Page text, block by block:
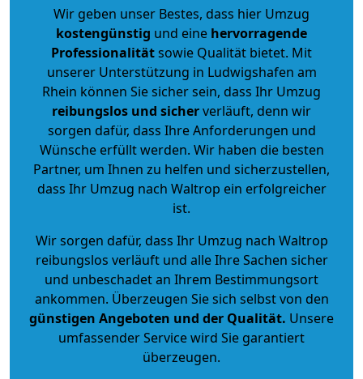
Wir geben unser Bestes, dass hier Umzug
kostengünstig und eine hervorragende
Professionalitätsowie Qualität bietet. Mit
unserer Unterstützung in Ludwigshafen am
Rhein können Sie sicher sein, dass Ihr Umzug
reibungslos und sicherverläuft, denn wir
sorgen dafür, dass Ihre Anforderungen und
Wünsche erfüllt werden. Wir haben die besten
Partner, um Ihnen zu helfen und sicherzustellen,
dass Ihr Umzug nach Waltrop ein erfolgreicher
ist.
Wir sorgen dafür, dass Ihr Umzug nach Waltrop
reibungslos verläuft und alle Ihre Sachen sicher
und unbeschadet an Ihrem Bestimmungsort
ankommen. Überzeugen Sie sich selbst von den
günstigen Angeboten und der Qualität. Unsere
umfassender Service wird Sie garantiert
überzeugen.